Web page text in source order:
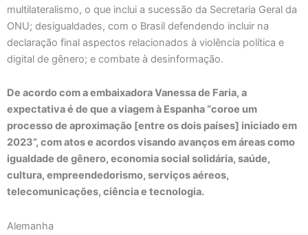
multilateralismo, o que inclui a sucessão da Secretaria Geral da
ONU; desigualdades, com o Brasil defendendo incluir na
declaração final aspectos relacionados à violência política e
digital de gênero; e combate à desinformação.
De acordo com a embaixadora Vanessa de Faria, a
expectativa é de que a viagem à Espanha “coroe um
processo de aproximação [entre os dois países] iniciado em
2023”, com atos e acordos visando avanços em áreas como
igualdade de gênero, economia social solidária, saúde,
cultura, empreendedorismo, serviços aéreos,
telecomunicações, ciência e tecnologia.
Alemanha